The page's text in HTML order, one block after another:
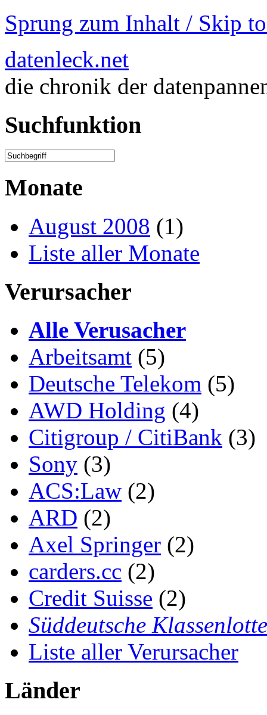
Sprung zum Inhalt / Skip
datenleck.net
die chronik der
Suchfunktion
Monate
August 2008 (1)
Liste aller Monate
Verursacher
Alle Verusacher
Arbeitsamt (5)
Deutsche Telekom (5)
AWD Holding (4)
Citigroup / CitiBank (3)
Sony (3)
ACS:Law (2)
ARD (2)
Axel Springer (2)
carders.cc (2)
Credit Suisse (2)
Süddeutsche
Liste aller Verursacher
Länder